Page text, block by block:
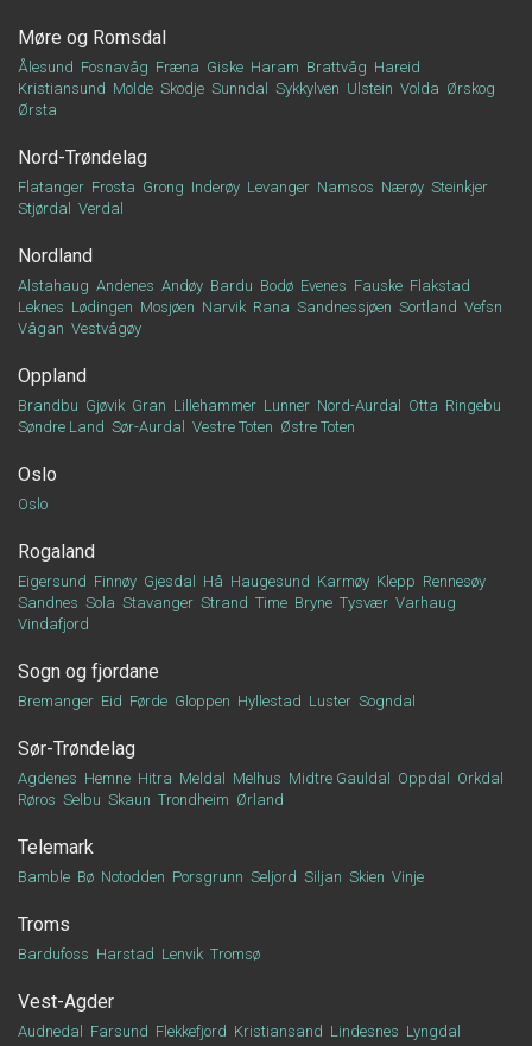
Møre og Romsdal
Ålesund Fosnavåg Fræna Giske Haram Brattvåg Hareid
Kristiansund Molde Skodje Sunndal Sykkylven Ulstein Volda Ørskog
Ørsta
Nord-Trøndelag
Flatanger Frosta Grong Inderøy Levanger Namsos Nærøy Steinkjer
Stjørdal
Verdal
Nordland
Alstahaug Andenes Andøy Bardu Bodø Evenes Fauske Flakstad
Leknes Lødingen Mosjøen Narvik Rana Sandnessjøen Sortland Vefsn
Vågan Vestvågøy
Oppland
Brandbu Gjøvik Gran Lillehammer Lunner Nord-Aurdal Otta Ringebu
Søndre Land Sør-Aurdal Vestre Toten Østre Toten
Oslo
Oslo
Rogaland
Eigersund Finnøy Gjesdal Hå Haugesund Karmøy Klepp Rennesøy
Sandnes Sola Stavanger Strand Time Bryne Tysvær Varhaug
Vindafjord
Sogn og fjordane
Bremanger Eid Førde Gloppen Hyllestad Luster Sogndal
Sør-Trøndelag
Agdenes Hemne Hitra Meldal Melhus Midtre Gauldal Oppdal
Orkdal
Røros Selbu Skaun Trondheim Ørland
Telemark
Bamble Bø Notodden Porsgrunn Seljord Siljan Skien Vinje
Troms
Bardufoss Harstad Lenvik Tromsø
Vest-Agder
Audnedal Farsund Flekkefjord Kristiansand Lindesnes Lyngdal